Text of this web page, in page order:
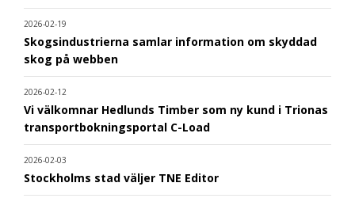
2026-02-19
Skogsindustrierna samlar information om skyddad
skog på webben
2026-02-12
Vi välkomnar Hedlunds Timber som ny kund i Trionas
transportbokningsportal C-Load
2026-02-03
Stockholms stad väljer TNE Editor